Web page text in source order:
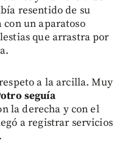
resentido de su
un aparatoso
que arrastra por
a la arcilla. Muy
seguía
la derecha y con el
a registrar servicios